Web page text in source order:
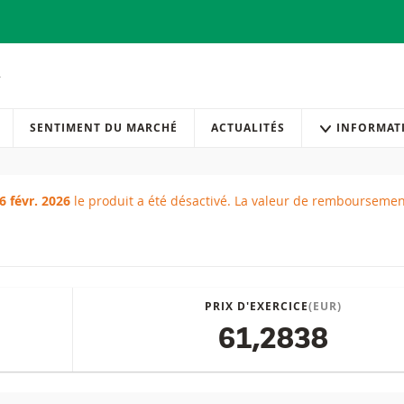
SENTIMENT DU MARCHÉ ACTUALITÉS
févr. 2026 le produit a été désactivé. La valeur de
PRIX D'EXERCICE(EUR)
61,2838